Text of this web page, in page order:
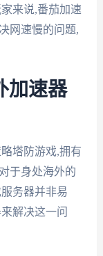
来说,番茄加速
网速慢的问题,
加速器
塔防游戏,拥有
于身处海外的
务器并非易
解决这一问